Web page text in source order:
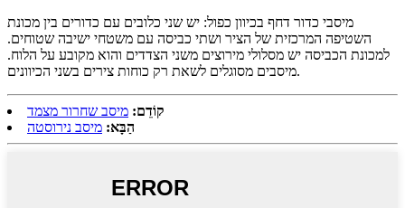
מיסבי כדור דחף בכיוון כפול: יש שני כלובים עם כדורים בין מכונת
השטיפה המרכזית של הציר ושתי כביסה עם משטחי ישיבה שטוחים.
למכונת הכביסה יש מסלולי מירוצים משני הצדדים והוא מקובע על הלוח.
מיסבים מסוגלים לשאת רק כוחות צירים בשני הכיוונים.
קוֹדֵם: מיסב שחרור מצמד
הַבָּא: מיסב נירוסטה